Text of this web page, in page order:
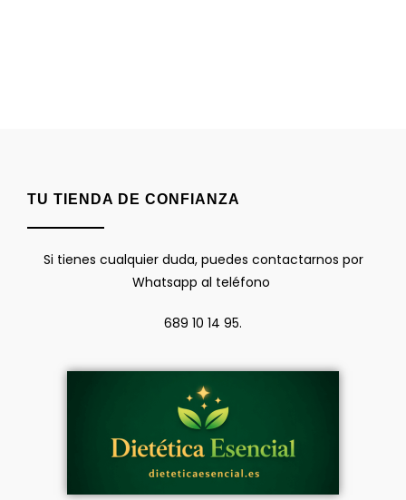
TU TIENDA DE CONFIANZA
Si tienes cualquier duda, puedes contactarnos por
Whatsapp al teléfono
689 10 14 95.